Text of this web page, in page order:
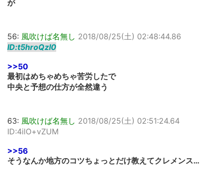
が
56: 風吹けば名無し 2018/08/25(土) 02:48:44.86
ID:t5hroQzI0
>>50
最初はめちゃめちゃ苦労したで
中央と予想の仕方が全然違う
63: 風吹けば名無し 2018/08/25(土) 02:51:24.64
ID:4ilO+vZUM
>>56
そうなんか地方のコツちょっとだけ教えてクレメンス…